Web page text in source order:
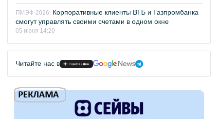
ПМЭФ-2026: Корпоративные клиенты ВТБ и Газпромбанка
смогут управлять своими счетами в одном окне
05 июня 14:20
Читайте нас в